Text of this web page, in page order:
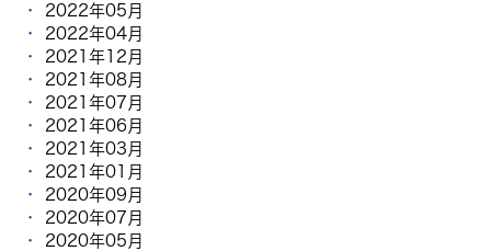
2022年05月
2022年04月
2021年12月
2021年08月
2021年07月
2021年06月
2021年03月
2021年01月
2020年09月
2020年07月
2020年05月